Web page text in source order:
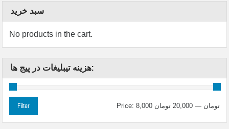
سبد خرید
No products in the cart.
هزینه تیبلیغات در پیج ها:
Filter Price: 8,000 تومان —20,000 تومان